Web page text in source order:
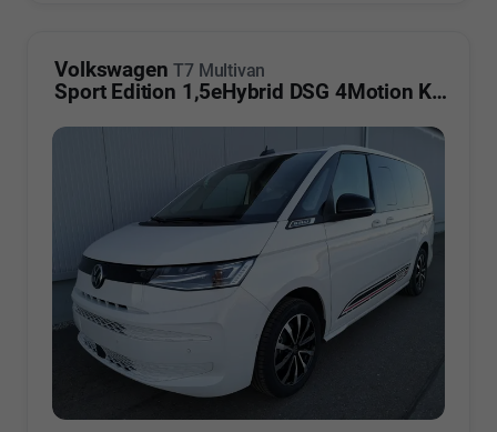
Volkswagen T7 Multivan
Sport Edition 1,5eHybrid DSG 4Motion Komfort LÜ 7 Sitzer